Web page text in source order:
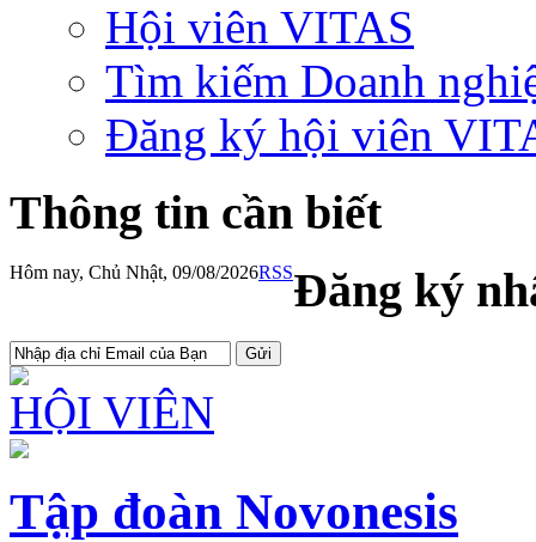
Hội viên VITAS
Tìm kiếm Doanh
Đăng ký hội viên
Thông tin cần biết
Hôm nay, Chủ Nhật, 09/08/2026RSSĐăng ký
HỘI VIÊN
Tập đoàn Novonesis